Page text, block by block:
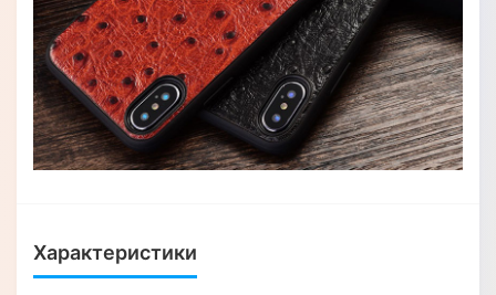
Характеристики